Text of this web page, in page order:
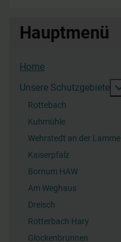
Hauptmenü
Home
Unsere Schutzgebiete
Rottebach
Kuhmühle
Wehrstedt an der Lamme
Kaiserpfalz
Bornum HAW
Am Weghaus
Dreisch
Rotterbach Hary
Glockenbrunnen